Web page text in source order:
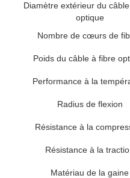
Diamètre extérieur du
optique
Nombre de cœurs de
Poids du câble à fibre
Performance à la
Radius de flexion
Résistance à la
Résistance à la
Matériau de la gaine